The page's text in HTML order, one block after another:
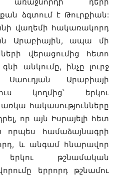
առաջնորդի դերի
ձգտում է Թուրքիան:
վաղեմի հակառակորդ
Արաբիային, ապա մի
վերացումից հետո
անկումը, ինչը լուրջ
Արաբիայի
կողմից՝ երկու
հակասությունները
որ այն Իսրայելի հետ
որպես համաձայնագրի
և անգամ հնարավոր
թշնամական
երրորդ թշնամու